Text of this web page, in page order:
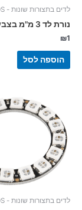
לדים בתצורות שונות - LEDS
נורת לד 3 מ"מ בצבע צהוב
₪1
הוספה לסל
לדים בתצורות שונות - LEDS